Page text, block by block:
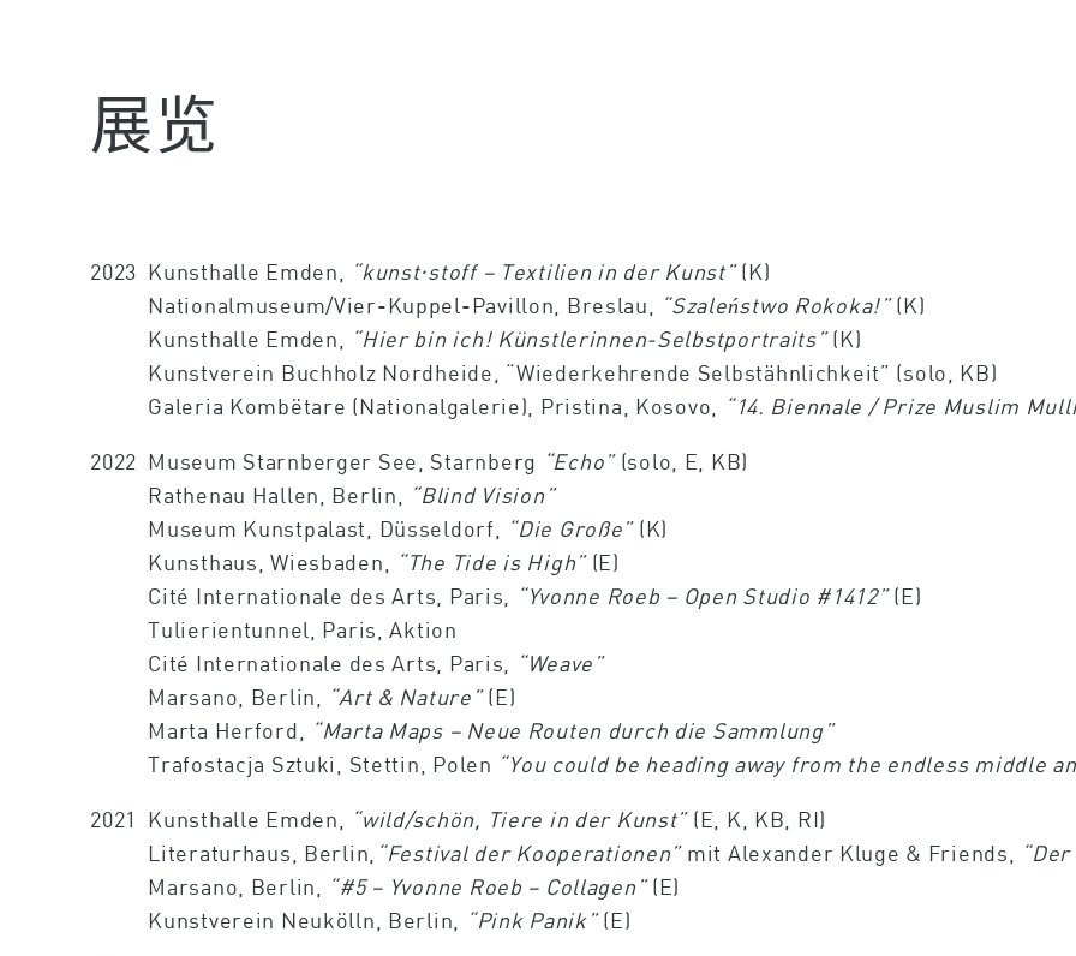
展览
2023 Kunsthalle Emden, “kunst⋅stoff – Textilien in der Kunst”(K)
Nationalmuseum/Vier-Kuppel-Pavillon, Breslau,
“Szaleństwo Rokoka!”(K)
Kunsthalle Emden,
“Hier bin ich! Künstlerinnen-Selbstportraits”(K)
Kunstverein Buchholz Nordheide, “Wiederkehrende Selbstähnlichkeit” (solo, KB)
Galeria Kombëtare (Nationalgalerie), Pristina, Kosovo,
“14. Biennale / Prize Muslim
2022 Museum Starnberger See, Starnberg “Echo”(solo, E, KB)
Rathenau Hallen, Berlin,
“Blind Vision”
Museum Kunstpalast, Düsseldorf,
“Die Große”(K)
Kunsthaus, Wiesbaden,
“The Tide is High”(E)
Cité Internationale des Arts, Paris,
“Yvonne Roeb – Open Studio #1412”(E)
Tulierientunnel, Paris, Aktion
Cité Internationale des Arts, Paris,
“Weave”
Marsano, Berlin,
“Art & Nature”(E)
Marta Herford,
“Marta Maps – Neue Routen durch die Sammlung”
Trafostacja Sztuki, Stettin, Polen “You could be heading away from the endless middle
2021 Kunsthalle Emden, “wild/schön, Tiere in der Kunst”(E, K, KB, RI)
Literaturhaus, Berlin, “Festival der Kooperationen”mit Alexander Kluge & Friends,
Marsano, Berlin,
“#5 – Yvonne Roeb – Collagen”(E)
Kunstverein Neukölln, Berlin,
“Pink Panik”(E)